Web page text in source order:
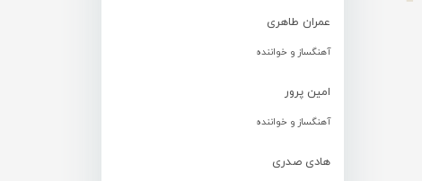
عمران طاهری
آهنگساز و خواننده
امین پرور
آهنگساز و خواننده
هادی صدری